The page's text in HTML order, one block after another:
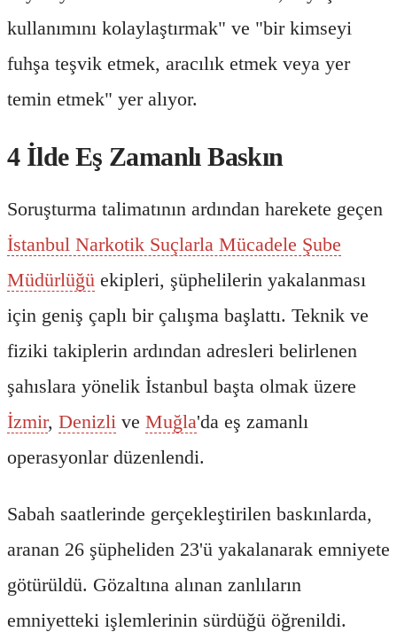
kullanımını kolaylaştırmak" ve "bir kimseyi
fuhşa teşvik etmek, aracılık etmek veya yer
temin etmek" yer alıyor.
4 İlde Eş Zamanlı Baskın
Soruşturma talimatının ardından harekete geçen
İstanbul Narkotik Suçlarla Mücadele Şube
Müdürlüğü ekipleri, şüphelilerin yakalanması
için geniş çaplı bir çalışma başlattı. Teknik ve
fiziki takiplerin ardından adresleri belirlenen
şahıslara yönelik İstanbul başta olmak üzere
İzmir, Denizli ve Muğla'da eş zamanlı
operasyonlar düzenlendi.
Sabah saatlerinde gerçekleştirilen baskınlarda,
aranan 26 şüpheliden 23'ü yakalanarak emniyete
götürüldü. Gözaltına alınan zanlıların
emniyetteki işlemlerinin sürdüğü öğrenildi.